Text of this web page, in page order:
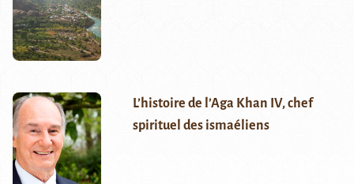
L’histoire de l’Aga Khan IV, chef
spirituel des ismaéliens